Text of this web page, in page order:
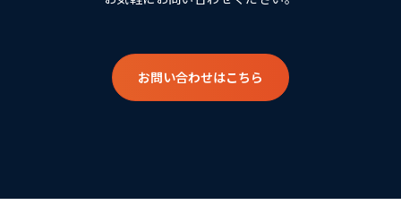
お問い合わせはこちら